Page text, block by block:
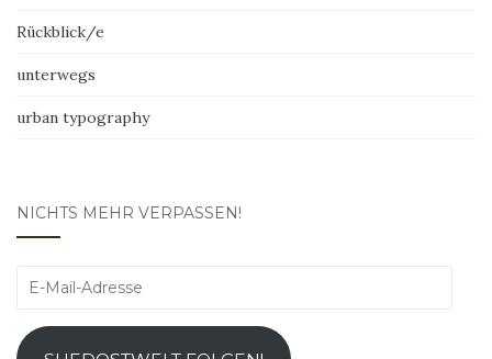
Rückblick/e
unterwegs
urban typography
NICHTS MEHR VERPASSEN!
E-
Adresse